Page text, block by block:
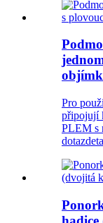
Pro
připojují
PLEM s
dotaz